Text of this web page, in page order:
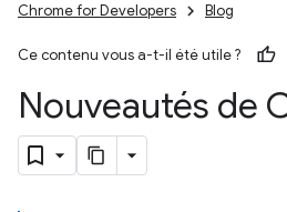
Chrome for Developers Blog
Ce contenu vous a-t-il été utile ?
Nouveautés de